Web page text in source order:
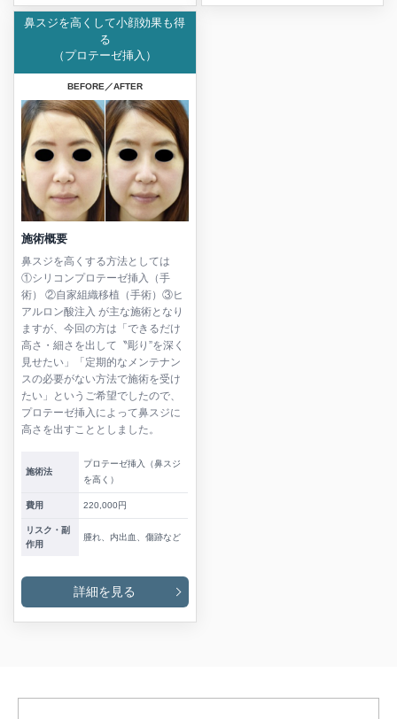
鼻スジを高くして小顔効果も得
る
（プロテーゼ挿入）
BEFORE／AFTER
施術概要
鼻スジを高くする方法としては
①シリコンプロテーゼ挿入（手
術） ②自家組織移植（手術）③ヒ
アルロン酸注入 が主な施術となり
ますが、今回の方は「できるだけ
高さ・細さを出して〝彫り”を深く
見せたい」「定期的なメンテナン
スの必要がない方法で施術を受け
たい」というご希望でしたので、
プロテーゼ挿入によって鼻スジに
高さを出すこととしました。
施術法
プロテーゼ挿入（鼻スジ
を高く）
費用 220,000円
リスク・副
作用
腫れ、内出血、傷跡など
詳細を見る